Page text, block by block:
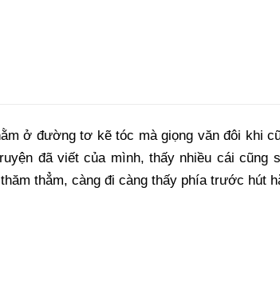
ở đường tơ kẽ tóc mà giọng văn đôi khi
đã viết của mình, thấy nhiều cái
thẳm, càng đi càng thấy phía trước hút